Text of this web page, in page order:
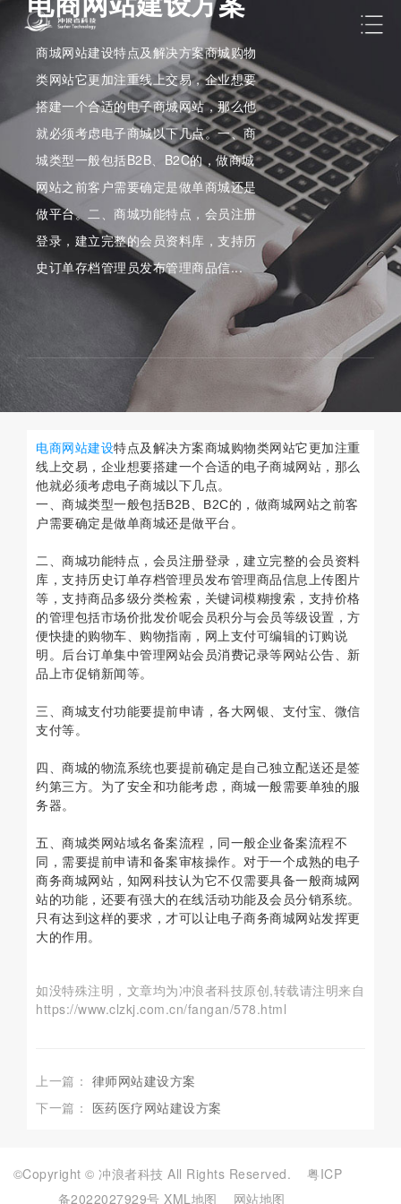
商城网站建设特点及解决方案商城购物
类网站它更加注重线上交易，企业想要
搭建一个合适的电子商城网站，那么他
就必须考虑电子商城以下几点。一、商
城类型一般包括B2B、B2C的，做商城
网站之前客户需要确定是做单商城还是
做平台。二、商城功能特点，会员注册
登录，建立完整的会员资料库，支持历
史订单存档管理员发布管理商品信...
电商网站建设特点及解决方案商城购物类网站它更加注重
线上交易，企业想要搭建一个合适的电子商城网站，那么
他就必须考虑电子商城以下几点。
一、商城类型一般包括B2B、B2C的，做商城网站之前客
户需要确定是做单商城还是做平台。
二、商城功能特点，会员注册登录，建立完整的会员资料
库，支持历史订单存档管理员发布管理商品信息上传图片
等，支持商品多级分类检索，关键词模糊搜索，支持价格
的管理包括市场价批发价呢会员积分与会员等级设置，方
便快捷的购物车、购物指南，网上支付可编辑的订购说
明。后台订单集中管理网站会员消费记录等网站公告、新
品上市促销新闻等。
三、商城支付功能要提前申请，各大网银、支付宝、微信
支付等。
四、商城的物流系统也要提前确定是自己独立配送还是签
约第三方。为了安全和功能考虑，商城一般需要单独的服
务器。
五、商城类网站域名备案流程，同一般企业备案流程不
同，需要提前申请和备案审核操作。对于一个成熟的电子
商务商城网站，知网科技认为它不仅需要具备一般商城网
站的功能，还要有强大的在线活动功能及会员分销系统。
只有达到这样的要求，才可以让电子商务商城网站发挥更
大的作用。
如没特殊注明，文章均为冲浪者科技原创,转载请注明来自
https://www.clzkj.com.cn/fangan/578.html
上一篇： 律师网站建设方案
下一篇： 医药医疗网站建设方案
©Copyright © 冲浪者科技 All Rights Reserved.粤ICP
备2022027929号XML地图 网站地图